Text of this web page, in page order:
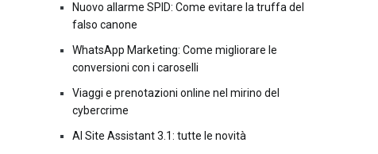
Nuovo allarme SPID: Come evitare la truffa del
falso canone
WhatsApp Marketing: Come migliorare le
conversioni con i caroselli
Viaggi e prenotazioni online nel mirino del
cybercrime
AI Site Assistant 3.1: tutte le novità